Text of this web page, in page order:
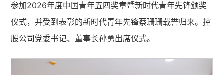
参加2026年度中国青年五四奖章暨新时代青年先锋颁奖
仪式，并受到表彰的新时代青年先锋蔡珊珊载誉归来。控
股公司党委书记、董事长孙勇出席仪式。